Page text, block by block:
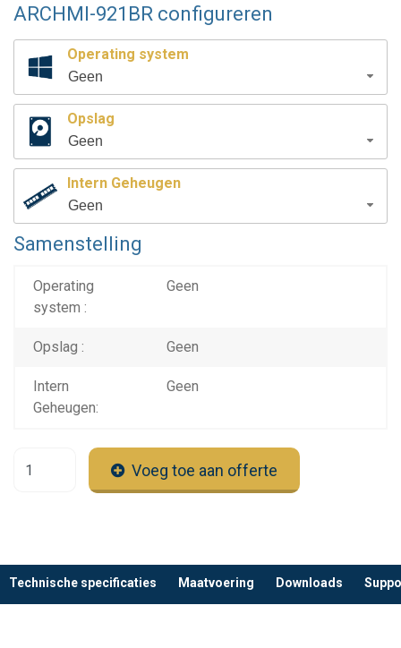
ARCHMI-921BR configureren
Operating system
Geen
Opslag
Geen
Intern Geheugen
Geen
Samenstelling
Operating
system :
Geen
Opslag : Geen
Intern
Geheugen:
Geen
Voeg toe aan offerte
Technische specificaties Maatvoering Downloads